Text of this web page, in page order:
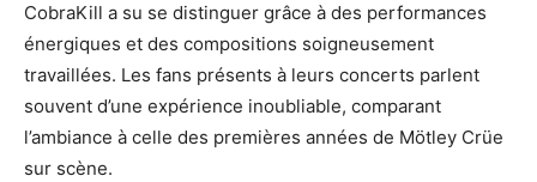
CobraKill a su se distinguer grâce à des performances
énergiques et des compositions soigneusement
travaillées. Les fans présents à leurs concerts parlent
souvent d’une expérience inoubliable, comparant
l’ambiance à celle des premières années de Mötley Crüe
sur scène.